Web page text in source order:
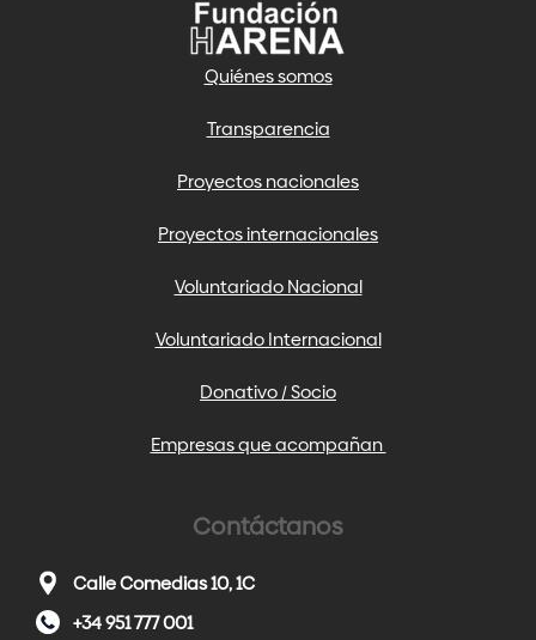
Quiénes somos
Transparencia
Proyectos nacionales
Proyectos internacionales
Voluntariado Nacional
Voluntariado Internacional
Donativo / Socio
Empresas que acompañan
Contáctanos
Calle Comedias 10, 1C
+34 951 777 001